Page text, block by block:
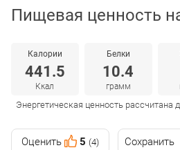
Пищевая ценность
Калории
441.5
Ккал
Белки
10.4
грамм
Энергетическая ценность рассчитана
Оценить 5 (4) Сохранить